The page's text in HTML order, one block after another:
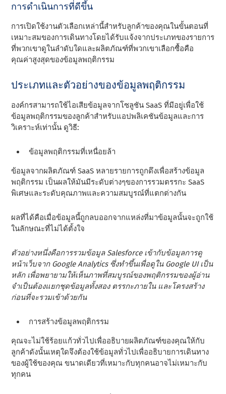
การดําเนินการที่ดีขึ้น
การเปิดใช้งานตัวเลือกเหล่านี้สําหรับลูกค้าของคุณในขั้นตอนที่
เหมาะสมของการเดินทางโดยได้รับแจ้งจากประเภทของรายการ
ที่พวกเขาดูในลําดับใดและผลิตภัณฑ์ที่พวกเขาเลือกซื้อคือ
คุณค่าสูงสุดของข้อมูลพฤติกรรม
ประเภทและตัวอย่างของข้อมูลพฤติกรรม
องค์กรสามารถใช้ไอเสียข้อมูลจากโซลูชัน SaaS ที่มีอยู่เพื่อใช้
ข้อมูลพฤติกรรมของลูกค้าสําหรับแอปพลิเคชันข้อมูลและการ
วิเคราะห์เท่านั้น ดูวิธี:
ข้อมูลพฤติกรรมที่เหนื่อยล้า
ข้อมูลจากผลิตภัณฑ์ SaaS หลายรายการถูกดึงเพื่อสร้างข้อมูล
พฤติกรรม เป็นผลให้มันมีระดับต่างๆของการรวมตรรกะ SaaS
พิเศษและระดับคุณภาพและความสมบูรณ์ที่แตกต่างกัน
ผลที่ได้คือเมื่อข้อมูลนี้ถูกลบออกจากแหล่งที่มาข้อมูลนั้นจะถูกใช้
ในลักษณะที่ไม่ได้ตั้งใจ
ตัวอย่างหนึ่งคือการรวมข้อมูล Salesforce เข้ากับข้อมูลการดู
หน้าเว็บจาก Google Analytics ซึ่งทําขึ้นเพื่อดูใน Google UI เป็น
หลัก เพื่อพยายามให้เห็นภาพที่สมบูรณ์ของพฤติกรรมของผู้อ่าน
จําเป็นต้องแยกชุดข้อมูลทั้งสอง ตรรกะภายใน และโครงสร้าง
ก่อนที่จะรวมเข้าด้วยกัน
การสร้างข้อมูลพฤติกรรม
คุณจะไม่ใช้ร้อยแก้วทั่วไปเพื่ออธิบายผลิตภัณฑ์ของคุณให้กับ
ลูกค้าดังนั้นเหตุใดจึงต้องใช้ข้อมูลทั่วไปเพื่ออธิบายการเดินทาง
ของผู้ใช้ของคุณ ขนาดเดียวที่เหมาะกับทุกคนอาจไม่เหมาะกับ
ทุกคน